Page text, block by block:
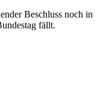
Beschluss noch in
fällt.